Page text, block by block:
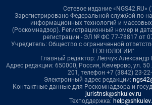
Сетевое издание «NGS42.RU»
Зарегистрировано Федеральной службой по
информационных технологий и
(Роскомнадзор). Регистрационный номер и
регистрации - ЭЛ № ФС 77-78817 от
Учредитель: Общество с ограниченной
ТЕХНОЛОГИИ"
Главный редактор: Левчук Александр
Адрес редакции: 650000, Россия, Кемерово, ул.
201, телефон +7 (3842) 23-
Электронный адрес редакции:
Контактные данные для Роскомнадзора и
juristnsk@shkulev.ru
Техподдержка: